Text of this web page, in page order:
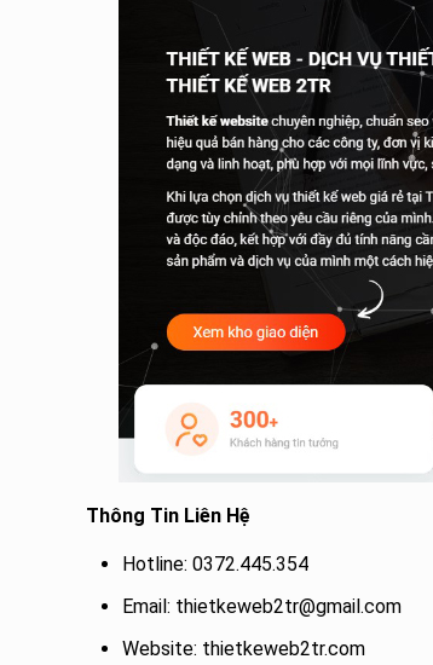
Thông Tin Liên Hệ
Hotline: 0372.445.354
Email: thietkeweb2tr@gmail.com
Website: thietkeweb2tr.com